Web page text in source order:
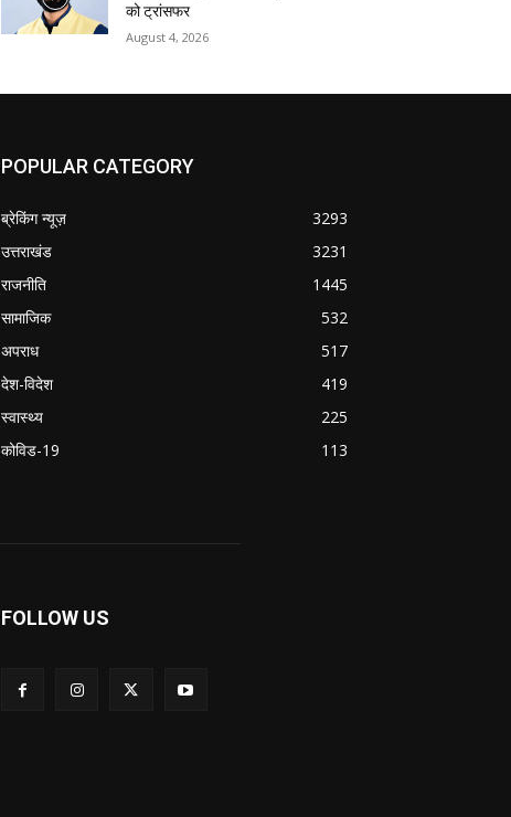
को ट्रांसफर
August 4, 2026
POPULAR CATEGORY
ब्रेकिंग न्यूज़
3293
उत्तराखंड
3231
राजनीति
1445
सामाजिक
532
अपराध
517
देश-विदेश
419
स्वास्थ्य
225
कोविड-19
113
FOLLOW US